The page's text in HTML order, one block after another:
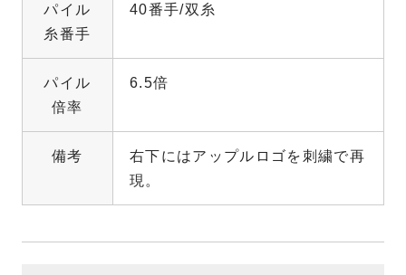
パイル
糸番手
40番手/双糸
パイル
倍率
6.5倍
備考
右下にはアップルロゴを刺繍で再
現。